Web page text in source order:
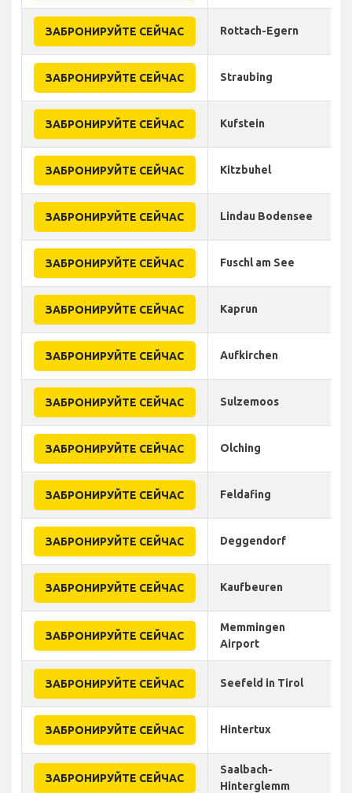
ЗАБРОНИРУЙТЕ СЕЙЧАС Rottach-Egern
ЗАБРОНИРУЙТЕ СЕЙЧАС Straubing
ЗАБРОНИРУЙТЕ СЕЙЧАС Kufstein
ЗАБРОНИРУЙТЕ СЕЙЧАС Kitzbuhel
ЗАБРОНИРУЙТЕ СЕЙЧАС Lindau Bodensee
ЗАБРОНИРУЙТЕ СЕЙЧАС Fuschl am See
ЗАБРОНИРУЙТЕ СЕЙЧАС Kaprun
ЗАБРОНИРУЙТЕ СЕЙЧАС Aufkirchen
ЗАБРОНИРУЙТЕ СЕЙЧАС Sulzemoos
ЗАБРОНИРУЙТЕ СЕЙЧАС Olching
ЗАБРОНИРУЙТЕ СЕЙЧАС Feldafing
ЗАБРОНИРУЙТЕ СЕЙЧАС Deggendorf
ЗАБРОНИРУЙТЕ СЕЙЧАС Kaufbeuren
ЗАБРОНИРУЙТЕ СЕЙЧАС
Memmingen
Airport
ЗАБРОНИРУЙТЕ СЕЙЧАС Seefeld in Tirol
ЗАБРОНИРУЙТЕ СЕЙЧАС Hintertux
ЗАБРОНИРУЙТЕ СЕЙЧАС
Saalbach-
Hinterglemm